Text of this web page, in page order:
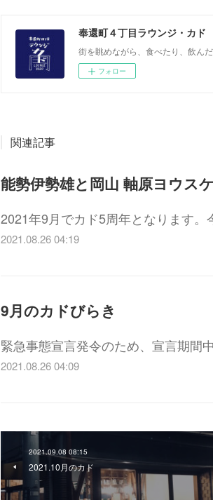
奉還町４丁目ラウンジ・カド
街を眺めながら、食べたり、飲ん
フォロー
関連記事
2021年9月でカド5周年となります
2021.08.26 04:19
9月のカドびらき
緊急事態宣言発令のため、宣言期間
2021.08.26 04:09
2021.09.08 08:15
2021.10月のカド